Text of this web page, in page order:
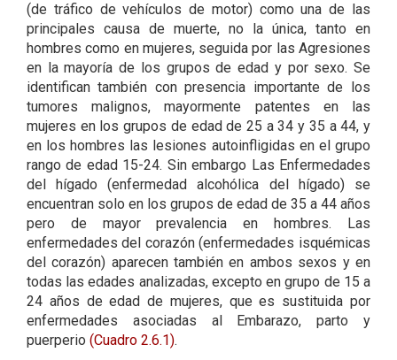
(de tráfico de vehículos de motor) como una de las
principales causa de muerte, no la única, tanto en
hombres como en mujeres, seguida por las Agresiones
en la mayoría de los grupos de edad y por sexo. Se
identifican también con presencia importante de los
tumores malignos, mayormente patentes en las
mujeres en los grupos de edad de 25 a 34 y 35 a 44, y
en los hombres las lesiones autoinfligidas en el grupo
rango de edad 15-24. Sin embargo Las Enfermedades
del hígado (enfermedad alcohólica del hígado) se
encuentran solo en los grupos de edad de 35 a 44 años
pero de mayor prevalencia en hombres. Las
enfermedades del corazón (enfermedades isquémicas
del corazón) aparecen también en ambos sexos y en
todas las edades analizadas, excepto en grupo de 15 a
24 años de edad de mujeres, que es sustituida por
enfermedades asociadas al Embarazo, parto y
puerperio (Cuadro 2.6.1).